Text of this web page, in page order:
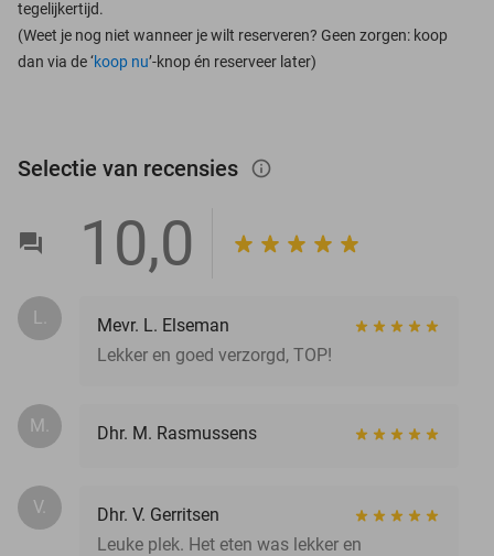
tegelijkertijd.
(Weet je nog niet wanneer je wilt reserveren? Geen zorgen: koop
dan via de ‘koop nu’-knop én reserveer later)
Selectie van recensies info_outlined
10,0
L.
Mevr. L. Elseman
Lekker en goed verzorgd, TOP!
M. Dhr. M. Rasmussens
V.
Dhr. V. Gerritsen
Leuke plek. Het eten was lekker en